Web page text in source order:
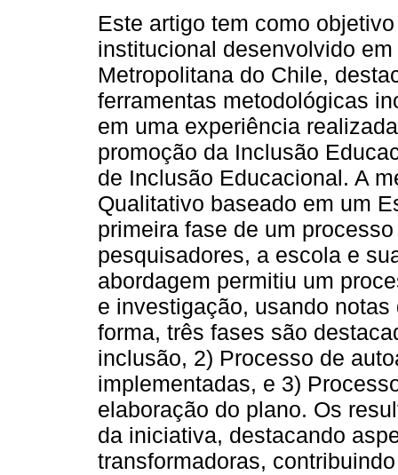
Este artigo tem como
institucional desenvolvido
Metropolitana do Chile,
ferramentas metodológicas
em uma experiência
promoção da Inclusão
de Inclusão Educacional. A
Qualitativo baseado em um
primeira fase de um
pesquisadores, a escola e
abordagem permitiu um
e investigação, usando
forma, três fases são
inclusão, 2) Processo de
implementadas, e 3)
elaboração do plano. Os
da iniciativa, destacando
transformadoras,